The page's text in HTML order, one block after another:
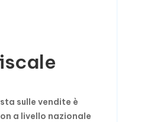
sulle vendite è
a livello nazionale